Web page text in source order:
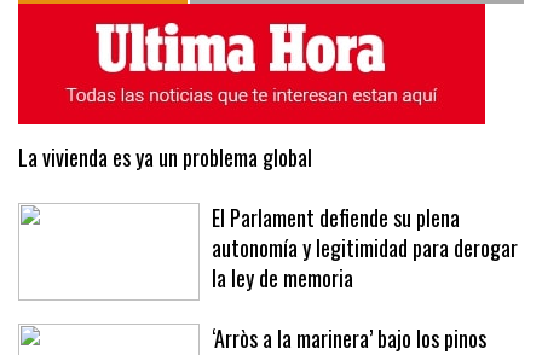
La vivienda es ya un problema global
El Parlament defiende su plena
autonomía y legitimidad para derogar
la ley de memoria
‘Arròs a la marinera’ bajo los pinos